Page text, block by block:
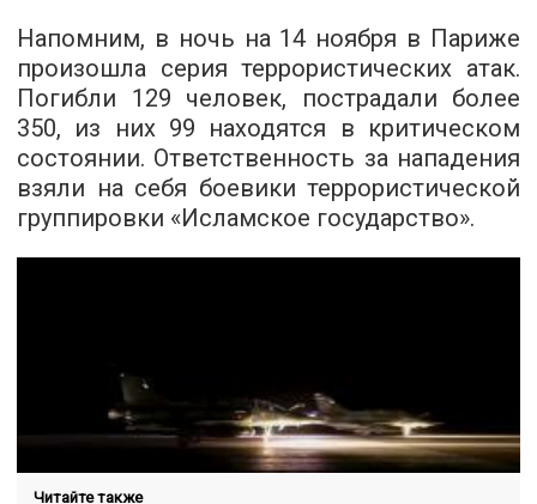
Напомним, в ночь на 14 ноября в Париже
произошла серия террористических атак.
Погибли 129 человек, пострадали более
350, из них 99 находятся в критическом
состоянии. Ответственность за нападения
взяли на себя боевики террористической
группировки «Исламское государство».
Читайте также